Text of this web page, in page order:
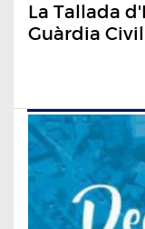
La Tallada
Guàrdia